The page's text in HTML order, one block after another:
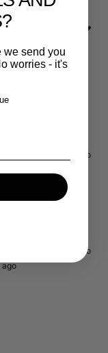
Top.
15 days ago
15 days ago
ago
we send you
worries - it's